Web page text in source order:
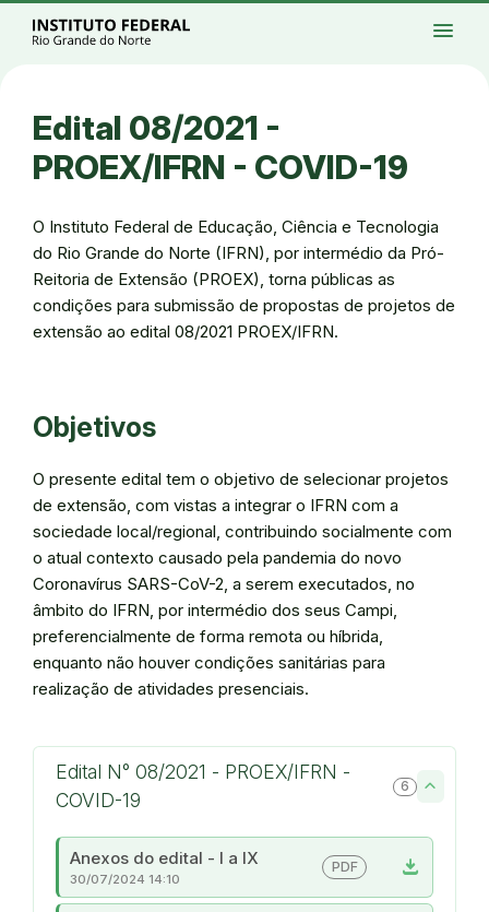
Ir para a página inicial
Ir para a busca
Alto contraste
Login da Área Administrativa
Acessibilidade
menu
Edital 08/2021 -
PROEX/IFRN - COVID-19
O Instituto Federal de Educação, Ciência e Tecnologia
do Rio Grande do Norte (IFRN), por intermédio da Pró-
Reitoria de Extensão (PROEX), torna públicas as
condições para submissão de propostas de projetos de
extensão ao edital 08/2021 PROEX/IFRN.
Objetivos
O presente edital tem o objetivo de selecionar projetos
de extensão, com vistas a integrar o IFRN com a
sociedade local/regional, contribuindo socialmente com
o atual contexto causado pela pandemia do novo
Coronavírus SARS-CoV-2, a serem executados, no
âmbito do IFRN, por intermédio dos seus Campi,
preferencialmente de forma remota ou híbrida,
enquanto não houver condições sanitárias para
realização de atividades presenciais.
Edital N° 08/2021 - PROEX/IFRN -
COVID-19
6
Anexos do edital - I a IX download
PDF
30/07/2024 14:10